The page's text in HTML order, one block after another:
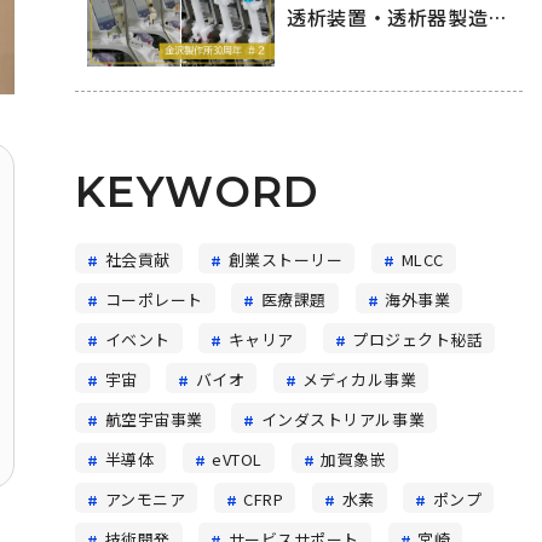
透析装置・透析器製造の
KEYWORD
社会貢献 創業ストーリー
MLCC
コーポレート
医療課題
海外事業
イベント
キャリア
プロジェクト秘話
宇宙
バイオ
メディカル事業
航空宇宙事業
インダストリアル事業
半導体
eVTOL
加賀象嵌
アンモニア
CFRP 水素
ポンプ